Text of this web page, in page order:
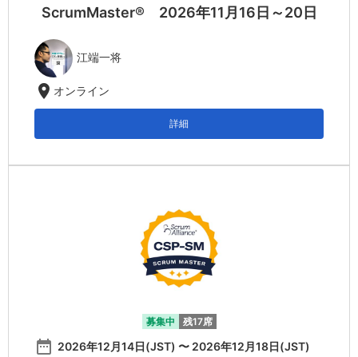
ScrumMaster® 2026年11月16日～20日
江端一将
location_on オンライン
詳細
募集中 残17席
date_range 2026年12月14日(JST) 〜 2026年12月18日(JST)